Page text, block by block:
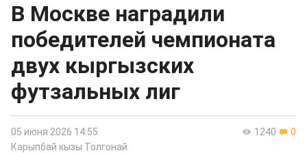
В Москве наградили
победителей чемпионата
двух кыргызских
футзальных лиг
1240 0
05 июня 2026 14:55
Карыпбай кызы Толгонай